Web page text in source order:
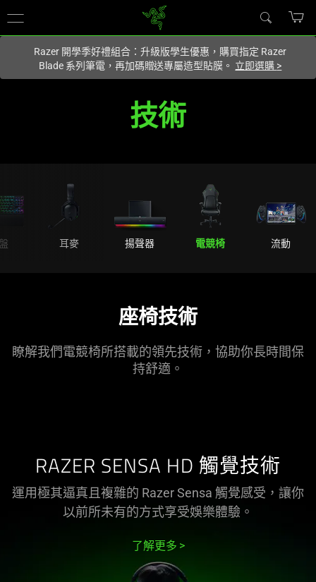
的網站.
Razer 開學季好禮組合：升級版學生優惠，購買指定 Razer
Blade 系列筆電，再加碼贈送專屬造型貼膜。 立即選購 >
Behind
Razer's
競
技術
耳麥 揚聲器 電競椅 流動
座椅技術
瞭解我們電競椅所搭載的領先技術，協助你長時間保
持舒適 。
RAZER SENSA HD 觸覺技術
運用極其逼真且複雜的 Razer Sensa 觸覺感受，讓你
以前所未有的方式享受娛樂體驗 。
了解更多